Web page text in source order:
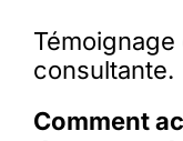
consultante.
Comment